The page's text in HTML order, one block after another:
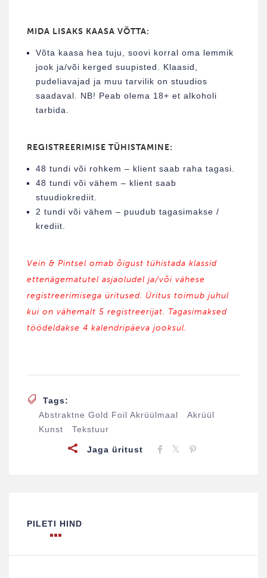
MIDA LISAKS KAASA VÕTTA:
Võta kaasa hea tuju, soovi korral oma lemmik
jook ja/või kerged suupisted. Klaasid,
pudeliavajad ja muu tarvilik on stuudios
saadaval. NB! Peab olema 18+ et alkoholi
tarbida.
REGISTREERIMISE TÜHISTAMINE:
48 tundi või rohkem – klient saab raha tagasi.
48 tundi või vähem – klient saab
stuudiokrediit.
2 tundi või vähem – puudub tagasimakse /
krediit.
Vein & Pintsel omab õigust tühistada klassid
ettenägematutel asjaoludel ja/või vähese
registreerimisega üritused. Üritus toimub juhul
kui on vähemalt 5 registreerijat. Tagasimaksed
töödeldakse 4 kalendripäeva jooksul.
Tags:
Abstraktne Gold Foil Akrüülmaal
Akrüül
Kunst
Tekstuur
Jaga üritust
PILETI HIND